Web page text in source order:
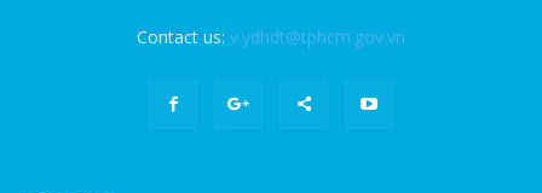
Contact us: v.ydhdt@tphcm.gov.vn